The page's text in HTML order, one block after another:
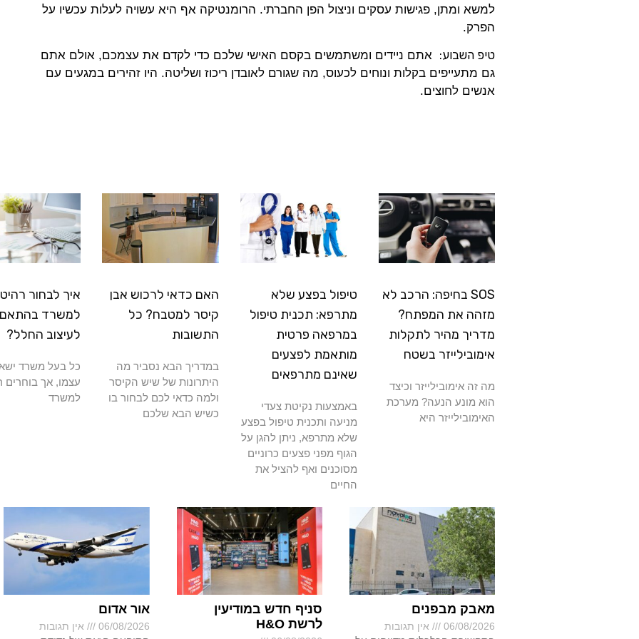
למשא ומתן, פגישות עסקים וניצול הפן החברתי. הרומנטיקה אף היא עשויה לעלות עכשיו על
הפרק.
טיפ השבוע: אתם ניידים ומשתמשים בקסם האישי שלכם כדי לקדם את עצמכם, אולם אתם
גם מתעייפים בקלות ונוחים לכעוס, מה שגורם לאובדן ריכוז ושליטה. היו זהירים במגעים עם
אנשים לחוצים.
SOS בחיפה: הרכב לא
מזהה את המפתח?
מדריך מהיר לתקלות
אימובילייזר בשטח
מה זה אימובילייזר וכיצד
הוא מונע הנעה? מערכת
האימובילייזר היא
טיפול בפצע שלא
מתרפא: תכנית טיפול
במרפאה פרטית
מותאמת לפצעים
שאינם מתרפאים
באמצעות נקיטת צעדי
מניעה ותכנית טיפול בפצע
שלא מתרפא, ניתן להגן על
הגוף מפני פצעים כרוניים
מסוכנים ואף להציל את
החיים
האם כדאי לרכוש אבן
קיסר למטבח? כל
התשובות
במדריך הבא נסביר מה
היתרונות של שיש הקיסר
ולמה כדאי לכם לבחור בו
כשיש הבא שלכם
איך לבחור
למשרד
לעיצוב החלל?
כל בעל משרד
עצמו, אך בוחרים
למשרד
מאבק מבפנים
06/08/2026 אין תגובות
סניף חדש במודיעין
לרשת H&O
אור אדום
06/08/2026 אין תגובות